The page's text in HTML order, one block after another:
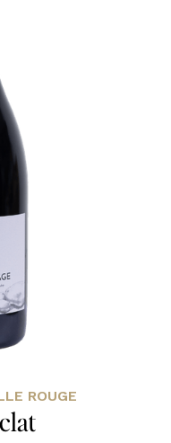
ROUGE